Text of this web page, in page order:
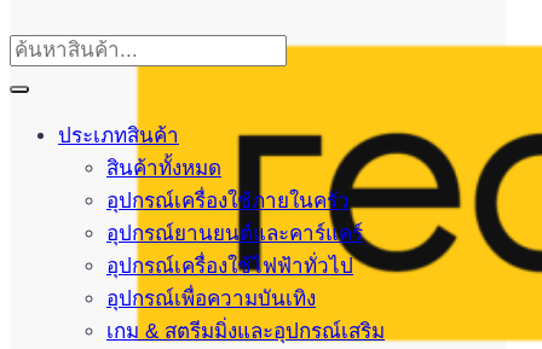
ประเภทสินค้า
สินค้าทั้งหมด
อุปกรณ์เครื่องใช้ภายในครัว
อุปกรณ์ยานยนต์และคาร์แคร์
อุปกรณ์เครื่องใช้ไฟฟ้าทั่วไป
อุปกรณ์เพื่อความบันเทิง
เกม & สตรีมมิ่งและอุปกรณ์เสริม